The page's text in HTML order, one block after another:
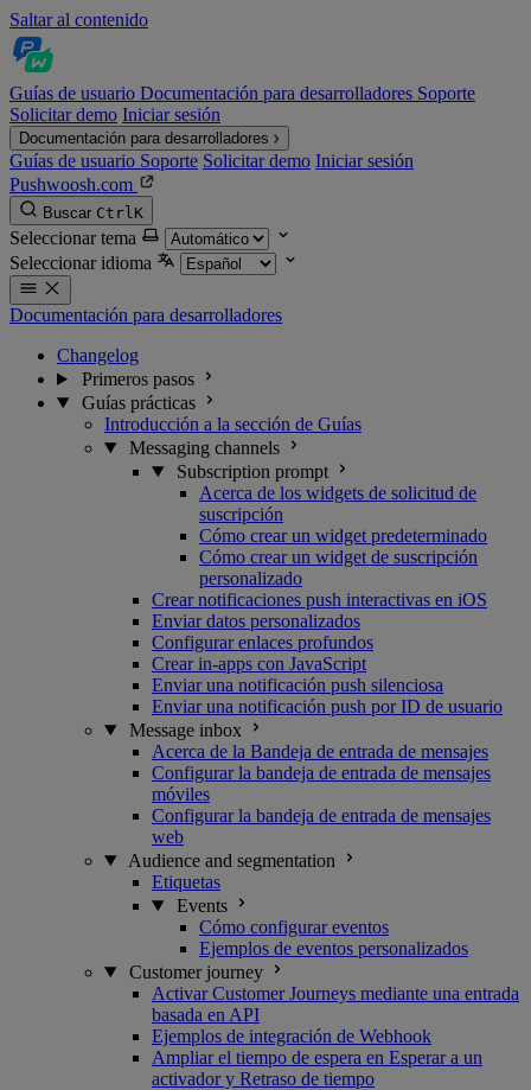
Saltar al contenido
Guías de usuario Documentación para desarrolladores Soporte
Solicitar demo Iniciar sesión
Documentación para desarrolladores
Guías de usuario Soporte Solicitar demo Iniciar sesión
Pushwoosh.com
Buscar CtrlK
Seleccionar tema
Seleccionar idioma
Documentación para desarrolladores
Changelog
Primeros pasos
Guías prácticas
Introducción a la sección de Guías
Messaging channels
Subscription prompt
Acerca de los widgets de solicitud de
suscripción
Cómo crear un widget predeterminado
Cómo crear un widget de suscripción
personalizado
Crear notificaciones push interactivas en iOS
Enviar datos personalizados
Configurar enlaces profundos
Crear in-apps con JavaScript
Enviar una notificación push silenciosa
Enviar una notificación push por ID de usuario
Message inbox
Acerca de la Bandeja de entrada de mensajes
Configurar la bandeja de entrada de mensajes
móviles
Configurar la bandeja de entrada de mensajes
web
Audience and segmentation
Etiquetas
Events
Cómo configurar eventos
Ejemplos de eventos personalizados
Customer journey
Activar Customer Journeys mediante una entrada
basada en API
Ejemplos de integración de Webhook
Ampliar el tiempo de espera en Esperar a un
activador y Retraso de tiempo